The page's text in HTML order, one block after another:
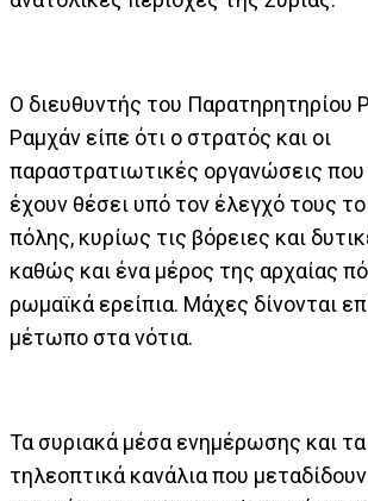
Ο διευθυντής του Παρατηρητηρίου
Ραμχάν είπε ότι ο στρατός και οι
παραστρατιωτικές οργανώσεις που
έχουν θέσει υπό τον έλεγχό τους
πόλης, κυρίως τις βόρειες και
καθώς και ένα μέρος της αρχαίας
ρωμαϊκά ερείπια. Μάχες δίνονται
μέτωπο στα νότια.
Τα συριακά μέσα ενημέρωσης και
τηλεοπτικά κανάλια που